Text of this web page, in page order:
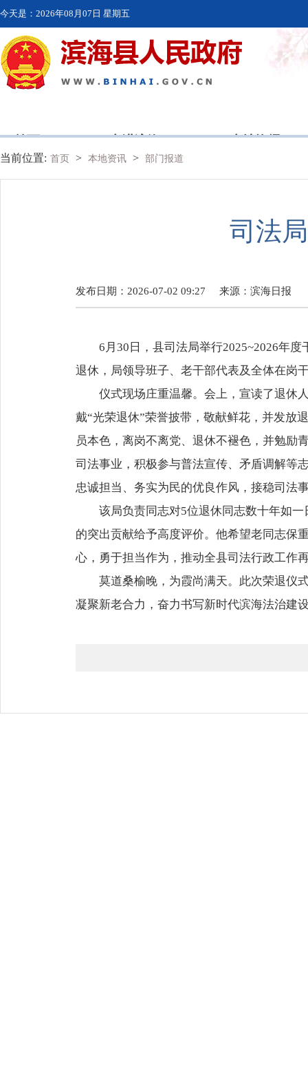
今天是： 2026年08月07日 星期五
首页 走进滨海 本地资讯
当前位置: 首页 > 本地资讯 > 部门报道
司法
发布日期：2026-07-02 09:27 来源： 滨海日报
6月30日，县司法局举行2025~2026年
退休，局领导班子、老干部代表及全体在岗
仪式现场庄重温馨。会上，宣读了退休
戴“光荣退休”荣誉披带，敬献鲜花，并发放
员本色，离岗不离党、退休不褪色，并勉励
司法事业，积极参与普法宣传、矛盾调解等
忠诚担当、务实为民的优良作风，接稳司法
该局负责同志对5位退休同志数十年如
的突出贡献给予高度评价。他希望老同志保
心，勇于担当作为，推动全县司法行政工作
莫道桑榆晚，为霞尚满天。此次荣退仪
凝聚新老合力，奋力书写新时代滨海法治建